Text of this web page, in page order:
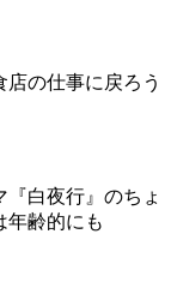
の仕事に戻ろう
白夜行』のちょ
年齢的にも